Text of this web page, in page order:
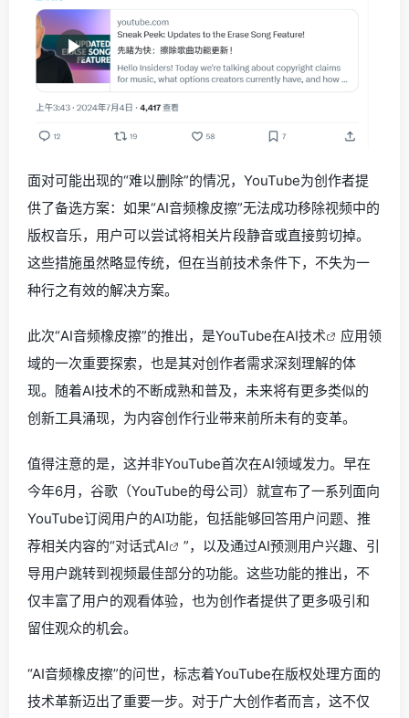
面对可能出现的“难以删除”的情况，YouTube为创作者提
供了备选方案：如果“AI音频橡皮擦”无法成功移除视频中的
版权音乐，用户可以尝试将相关片段静音或直接剪切掉。
这些措施虽然略显传统，但在当前技术条件下，不失为一
种行之有效的解决方案。
此次“AI音频橡皮擦”的推出，是YouTube在AI技术
应用领
域的一次重要探索，也是其对创作者需求深刻理解的体
现。随着AI技术的不断成熟和普及，未来将有更多类似的
创新工具涌现，为内容创作行业带来前所未有的变革。
值得注意的是，这并非YouTube首次在AI领域发力。早在
今年6月，谷歌（YouTube的母公司）就宣布了一系列面向
YouTube订阅用户的AI功能，包括能够回答用户问题、推
荐相关内容的“对话式AI
”，以及通过AI预测用户兴趣、引
导用户跳转到视频最佳部分的功能。这些功能的推出，不
仅丰富了用户的观看体验，也为创作者提供了更多吸引和
留住观众的机会。
“AI音频橡皮擦”的问世，标志着YouTube在版权处理方面的
技术革新迈出了重要一步。对于广大创作者而言，这不仅